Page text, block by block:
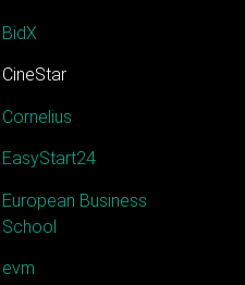
BidX
CineStar
Cornelius
EasyStart24
European Business
School
evm